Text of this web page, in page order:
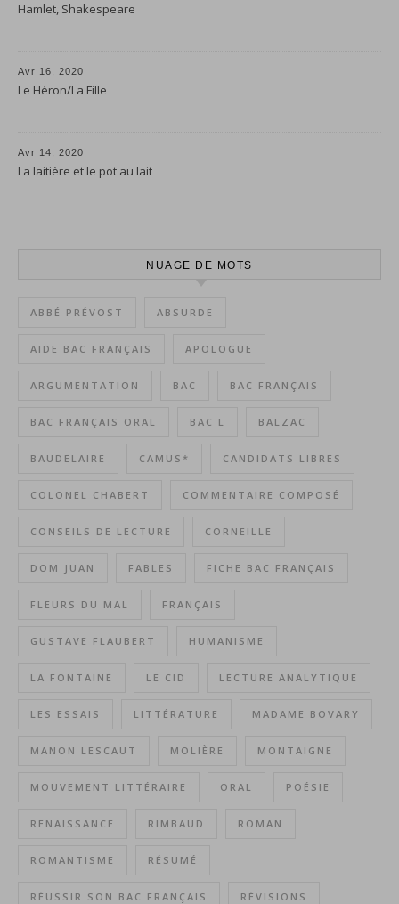
Hamlet, Shakespeare
Avr 16, 2020
Le Héron/La Fille
Avr 14, 2020
La laitière et le pot au lait
NUAGE DE MOTS
ABBÉ PRÉVOST ABSURDE
AIDE BAC FRANÇAIS APOLOGUE
ARGUMENTATION BAC BAC FRANÇAIS
BAC FRANÇAIS ORAL BAC L BALZAC
BAUDELAIRE CAMUS* CANDIDATS LIBRES
COLONEL CHABERT COMMENTAIRE COMPOSÉ
CONSEILS DE LECTURE CORNEILLE
DOM JUAN FABLES FICHE BAC FRANÇAIS
FLEURS DU MAL FRANÇAIS
GUSTAVE FLAUBERT HUMANISME
LA FONTAINE LE CID LECTURE ANALYTIQUE
LES ESSAIS LITTÉRATURE MADAME BOVARY
MANON LESCAUT MOLIÈRE MONTAIGNE
MOUVEMENT LITTÉRAIRE ORAL POÉSIE
RENAISSANCE RIMBAUD ROMAN
ROMANTISME RÉSUMÉ
RÉUSSIR SON BAC FRANÇAIS RÉVISIONS